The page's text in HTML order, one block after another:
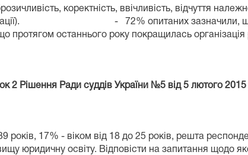
коректність, ввічливість, відчуття
- 72% опитаних зазначили,
протягом останнього року покращилась організація
2 Рішення Ради суддів України №5 від 5 лютого 2015
років, 17% - віком від 18 до 25 років, решта
юридичну освіту. Відповісти на запитання щодо